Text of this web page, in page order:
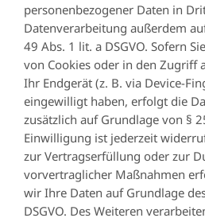
personenbezogener Daten in
Datenverarbeitung außerdem
49 Abs. 1 lit. a DSGVO. Sofern
von Cookies oder in den Zugriff
Ihr Endgerät (z. B. via Device-
eingewilligt haben, erfolgt die
zusätzlich auf Grundlage von §
Einwilligung ist jederzeit
zur Vertragserfüllung oder zur
vorvertraglicher Maßnahmen
wir Ihre Daten auf Grundlage
DSGVO. Des Weiteren